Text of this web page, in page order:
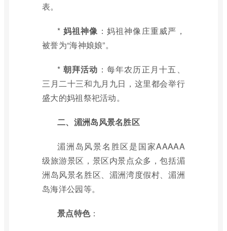
表。
* 妈祖神像 ：妈祖神像庄重威严，
被誉为“海神娘娘”。
* 朝拜活动 ：每年农历正月十五、
三月二十三和九月九日，这里都会举行
盛大的妈祖祭祀活动。
二、湄洲岛风景名胜区
湄洲岛风景名胜区是国家AAAAA
级旅游景区，景区内景点众多，包括湄
洲岛风景名胜区、湄洲湾度假村、湄洲
岛海洋公园等。
景点特色：